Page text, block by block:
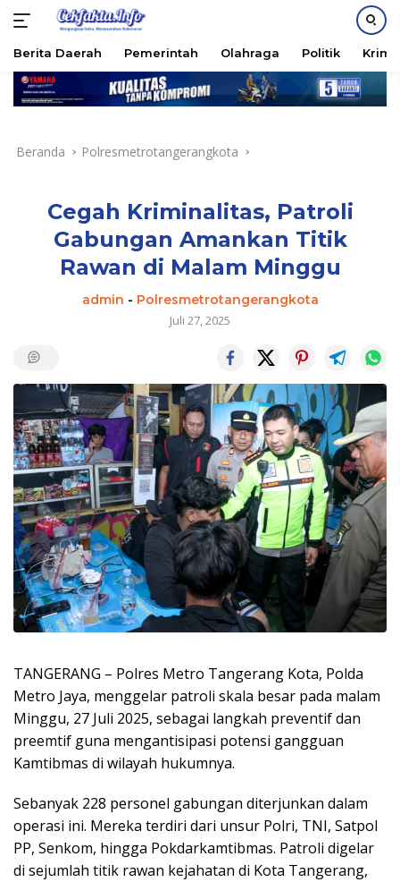
Langsung
Berita Daerah Pemerintah Olahraga Politik
Beranda Polresmetrotangerangkota
Cegah Kriminalitas, Patroli
Gabungan Amankan Titik
Rawan di Malam Minggu
admin - Polresmetrotangerangkota
Juli 27, 2025
TANGERANG – Polres Metro Tangerang Kota, Polda
Metro Jaya, menggelar patroli skala besar pada malam
Minggu, 27 Juli 2025, sebagai langkah preventif dan
preemtif guna mengantisipasi potensi gangguan
Kamtibmas di wilayah hukumnya.
Sebanyak 228 personel gabungan diterjunkan dalam
operasi ini. Mereka terdiri dari unsur Polri, TNI, Satpol
PP, Senkom, hingga Pokdarkamtibmas. Patroli digelar
di sejumlah titik rawan kejahatan di Kota Tangerang,